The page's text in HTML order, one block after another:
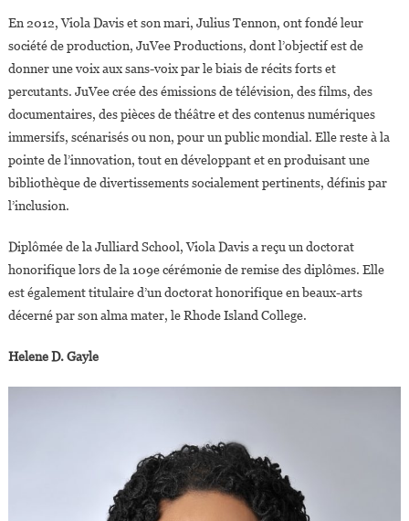
En 2012, Viola Davis et son mari, Julius Tennon, ont fondé leur
société de production, JuVee Productions, dont l’objectif est de
donner une voix aux sans-voix par le biais de récits forts et
percutants. JuVee crée des émissions de télévision, des films, des
documentaires, des pièces de théâtre et des contenus numériques
immersifs, scénarisés ou non, pour un public mondial. Elle reste à la
pointe de l’innovation, tout en développant et en produisant une
bibliothèque de divertissements socialement pertinents, définis par
l’inclusion.
Diplômée de la Julliard School, Viola Davis a reçu un doctorat
honorifique lors de la 109e cérémonie de remise des diplômes. Elle
est également titulaire d’un doctorat honorifique en beaux-arts
décerné par son alma mater, le Rhode Island College.
Helene D. Gayle